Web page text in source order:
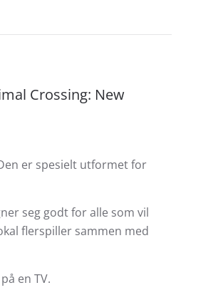
Crossing: New
er spesielt utformet for
seg godt for alle som vil
flerspiller sammen med
en TV.